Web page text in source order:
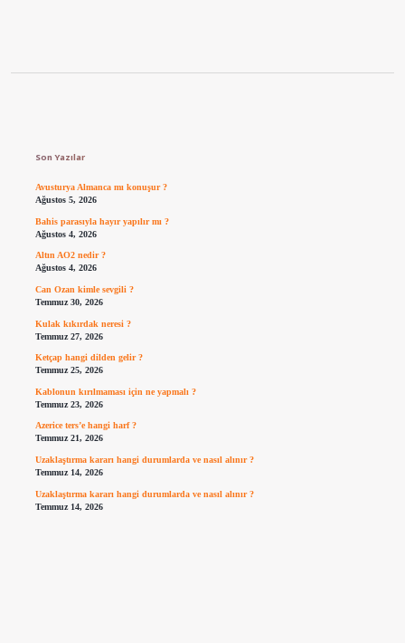
Son Yazılar
Avusturya Almanca mı konuşur ?
Ağustos 5, 2026
Bahis parasıyla hayır yapılır mı ?
Ağustos 4, 2026
Altın AO2 nedir ?
Ağustos 4, 2026
Can Ozan kimle sevgili ?
Temmuz 30, 2026
Kulak kıkırdak neresi ?
Temmuz 27, 2026
Ketçap hangi dilden gelir ?
Temmuz 25, 2026
Kablonun kırılmaması için ne yapmalı ?
Temmuz 23, 2026
Azerice ters’e hangi harf ?
Temmuz 21, 2026
Uzaklaştırma kararı hangi durumlarda ve nasıl alınır ?
Temmuz 14, 2026
Uzaklaştırma kararı hangi durumlarda ve nasıl alınır ?
Temmuz 14, 2026